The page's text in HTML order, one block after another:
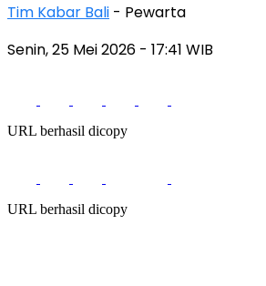
Tim Kabar Bali - Pewarta
Senin, 25 Mei 2026 - 17:41 WIB
URL berhasil dicopy
URL berhasil dicopy